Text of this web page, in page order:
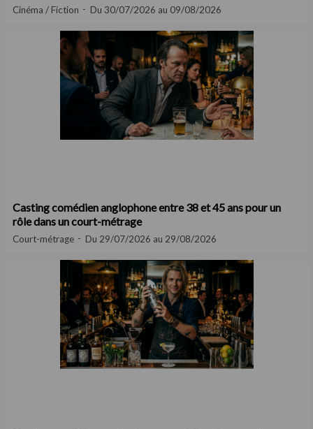
Cinéma / Fiction Du 30/07/2026 au 09/08/2026
Casting comédien anglophone entre 38 et 45 ans pour un
rôle dans un court-métrage
Court-métrage Du 29/07/2026 au 29/08/2026